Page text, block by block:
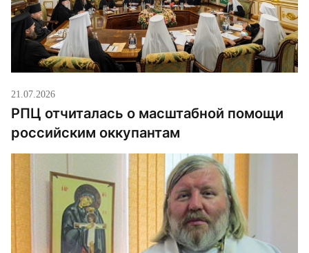
21.07.2026
РПЦ отчиталась о масштабной помощи
российским оккупантам